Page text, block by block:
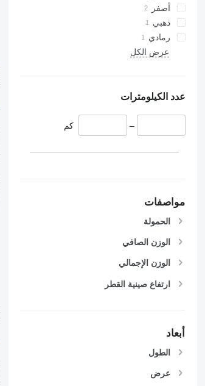
أصفر
ذهبي
رمادي
عرض الكل
عدد الكيلومترات
– كم
مواصفات
الحمولة
الوزن الصافي
الوزن الإجمالي
ارتفاع صينية القطر
أبعاد
الطول
عرض